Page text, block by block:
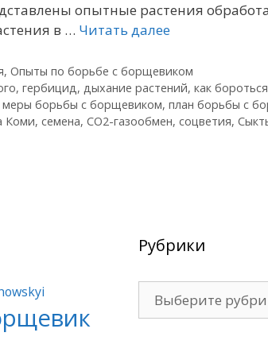
опытные растения
в … Читать далее
, Опыты по борьбе с борщевиком
, гербицид, дыхание растений, как
меры борьбы с борщевиком, план борьбы с
Коми, семена, СО2-газообмен, соцветия,
Рубрики
Рубрики